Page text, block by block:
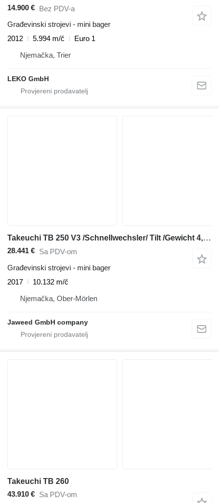
14.900 € Bez PDV-a
Građevinski strojevi - mini bager
2012
5.994 m/č
Euro 1
Njemačka, Trier
LEKO GmbH
Takeuchi TB 250 V3 /Schnellwechsler/ Tilt /Gewicht 4,9 to
28.441 € Sa PDV-om
Građevinski strojevi - mini bager
2017
10.132 m/č
Njemačka, Ober-Mörlen
Jaweed GmbH company
Takeuchi TB 260
43.910 € Sa PDV-om